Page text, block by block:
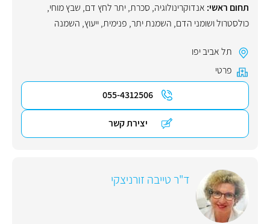
תחום ראשי: אנדוקרינולוגיה, סכרת,יתר לחץ דם, שבץ מוחי,
כולסטרול ושומני הדם, השמנת יתר, פנימית,ייעוץ, השמנה
תל אביב יפו
פרטי
055-4312506
יצירת קשר
ד"ר טייבה זורניצקי